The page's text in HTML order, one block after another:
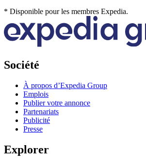
* Disponible pour les membres Expedia.
Société
À propos d’Expedia Group
Emplois
Publier votre annonce
Partenariats
Publicité
Presse
Explorer